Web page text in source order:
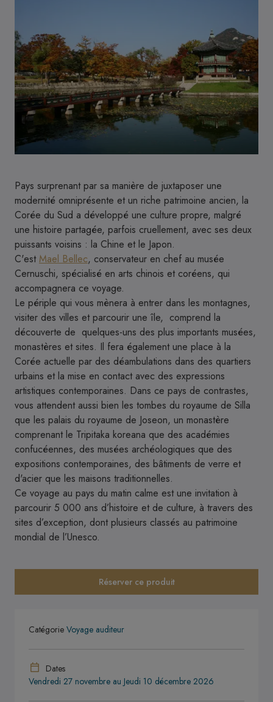
Pays surprenant par sa manière de juxtaposer une
modernité omniprésente et un riche patrimoine ancien, la
Corée du Sud a développé une culture propre, malgré
une histoire partagée, parfois cruellement, avec ses deux
puissants voisins : la Chine et le Japon.
C'estMael Bellec, conservateur en chef au musée
Cernuschi, spécialisé en arts chinois et coréens, qui
accompagnera ce voyage.
Le périple qui vous mènera à entrer dans les montagnes,
visiter des villes et parcourir une île, comprend la
découverte de quelques-uns des plus importants musées,
monastères et sites. Il fera également une place à la
Corée actuelle par des déambulations dans des quartiers
urbains et la mise en contact avec des expressions
artistiques contemporaines. Dans ce pays de contrastes,
vous attendent aussi bien les tombes du royaume de Silla
que les palais du royaume de Joseon, un monastère
comprenant le Tripitaka koreana que des académies
confucéennes, des musées archéologiques que des
expositions contemporaines, des bâtiments de verre et
d'acier que les maisons traditionnelles.
Ce voyage au pays du matin calme est une invitation à
parcourir 5 000 ans d’histoire et de culture, à travers des
sites d’exception, dont plusieurs classés au patrimoine
mondial de l’Unesco.
Réserver ce produit
Catégorie Voyage auditeur
Dates
Vendredi 27 novembre au Jeudi 10 décembre 2026